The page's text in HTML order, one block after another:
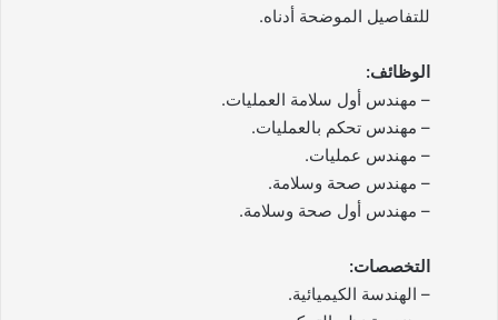
للتفاصيل الموضحة أدناه.
الوظائف:
– مهندس أول سلامة العمليات.
– مهندس تحكم بالعمليات.
– مهندس عمليات.
– مهندس صحة وسلامة.
– مهندس أول صحة وسلامة.
التخصصات:
– الهندسة الكيميائية.